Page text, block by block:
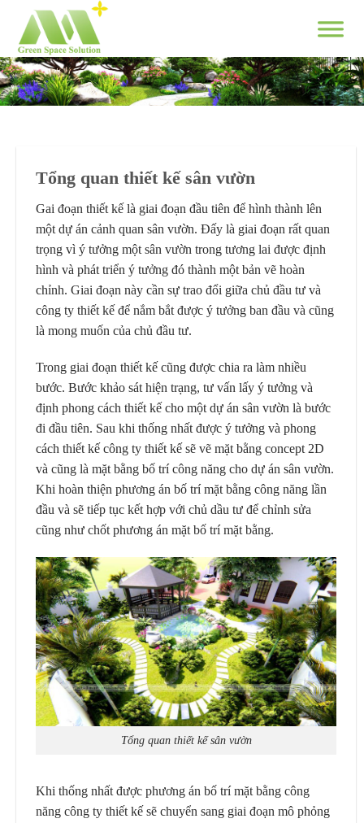
content
Tổng quan thiết kế sân vườn
Gai đoạn thiết kế là giai đoạn đầu tiên để hình thành lên
một dự án cảnh quan sân vườn. Đấy là giai đoạn rất quan
trọng vì ý tưởng một sân vườn trong tương lai được định
hình và phát triển ý tưởng đó thành một bản vẽ hoàn
chỉnh. Giai đoạn này cần sự trao đổi giữa chủ đầu tư và
công ty thiết kế để nắm bắt được ý tưởng ban đầu và cũng
là mong muốn của chủ đầu tư.
Trong giai đoạn thiết kế cũng được chia ra làm nhiều
bước. Bước khảo sát hiện trạng, tư vấn lấy ý tưởng và
định phong cách thiết kế cho một dự án sân vườn là bước
đi đầu tiên. Sau khi thống nhất được ý tưởng và phong
cách thiết kế công ty thiết kế sẽ vẽ mặt bằng concept 2D
và cũng là mặt bằng bố trí công năng cho dự án sân vườn.
Khi hoàn thiện phương án bố trí mặt bằng công năng lần
đầu và sẽ tiếp tục kết hợp với chủ dầu tư để chỉnh sửa
cũng như chốt phương án mặt bố trí mặt bằng.
Tổng quan thiết kế sân vườn
Khi thống nhất được phương án bố trí mặt bằng công
năng công ty thiết kế sẽ chuyển sang giai đoạn mô phỏng